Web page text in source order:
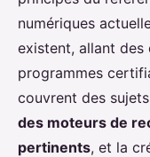
numériques
existent, allant des
programmes
couvrent des
des moteurs de
pertinents, et la